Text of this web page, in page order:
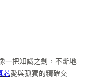
一把知識之劍，不斷地
芯愛與孤獨的精確交